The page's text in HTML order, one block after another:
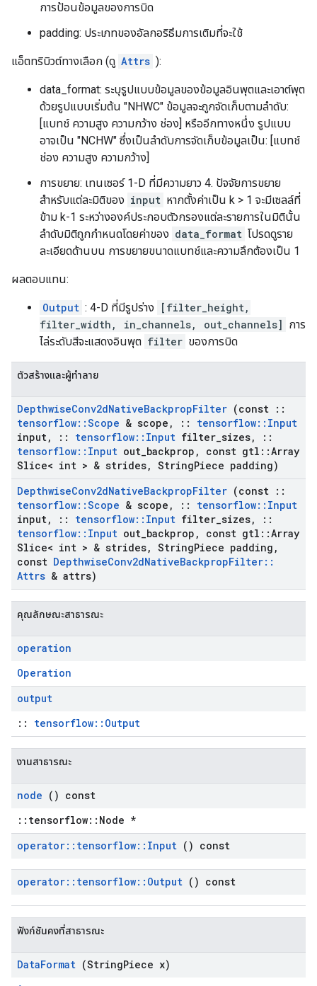
การป้อนข้อมูลของการบิด
padding: ประเภทของอัลกอริธึมการเติมที่จะใช้
แอ็ตทริบิวต์ทางเลือก (ดู Attrs ):
data_format: ระบุรูปแบบข้อมูลของข้อมูลอินพุตและเอาต์พุต
ด้วยรูปแบบเริ่มต้น "NHWC" ข้อมูลจะถูกจัดเก็บตามลำดับ:
[แบทช์ ความสูง ความกว้าง ช่อง] หรืออีกทางหนึ่ง รูปแบบ
อาจเป็น "NCHW" ซึ่งเป็นลำดับการจัดเก็บข้อมูลเป็น: [แบทช์
ช่อง ความสูง ความกว้าง]
การขยาย: เทนเซอร์ 1-D ที่มีความยาว 4. ปัจจัยการขยาย
สำหรับแต่ละมิติของ input หากตั้งค่าเป็น k > 1 จะมีเซลล์ที่
ข้าม k-1 ระหว่างองค์ประกอบตัวกรองแต่ละรายการในมิตินั้น
ลำดับมิติถูกกำหนดโดยค่าของ data_format โปรดดูราย
ละเอียดด้านบน การขยายขนาดแบทช์และความลึกต้องเป็น 1
ผลตอบแทน:
Output : 4-D ที่มีรูปร่าง
[filter_height,
filter_width, in_channels, out_channels] การ
ไล่ระดับสีจะแสดงอินพุต filter ของการบิด
ตัวสร้างและผู้ทำลาย
DepthwiseConv2dNativeBackpropFilter (const ::
tensorflow::Scope & scope , :: tensorflow:: Input
input, :: tensorflow:: Input filter sizes,
::
tensorflow:: Input out backprop , const gtl ::Array
Slice< int > & strides, StringPiece padding)
DepthwiseConv2dNativeBackpropFilter (const ::
tensorflow::Scope & scope , :: tensorflow:: Input
input, :: tensorflow:: Input filter sizes,
::
tensorflow:: Input out backprop , const gtl ::Array
Slice< int > & strides, StringPiece padding ,
const DepthwiseConv2dNativeBackpropFilter::
Attrs & attrs)
คุณลักษณะสาธารณะ
operation
Operation
output
:: tensorflow::Output
งานสาธารณะ
node () const
::tensorflow::Node *
operator:: tensorflow:: Input () const
operator:: tensorflow:: Output () const
ฟังก์ชันคงที่สาธารณะ
DataFormat (StringPiece x)